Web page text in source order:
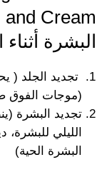
البشرة أثناء
تجديد الجلد (
(موجات الفوق
تجديد البشرة
الليلي
البشرة الحية)